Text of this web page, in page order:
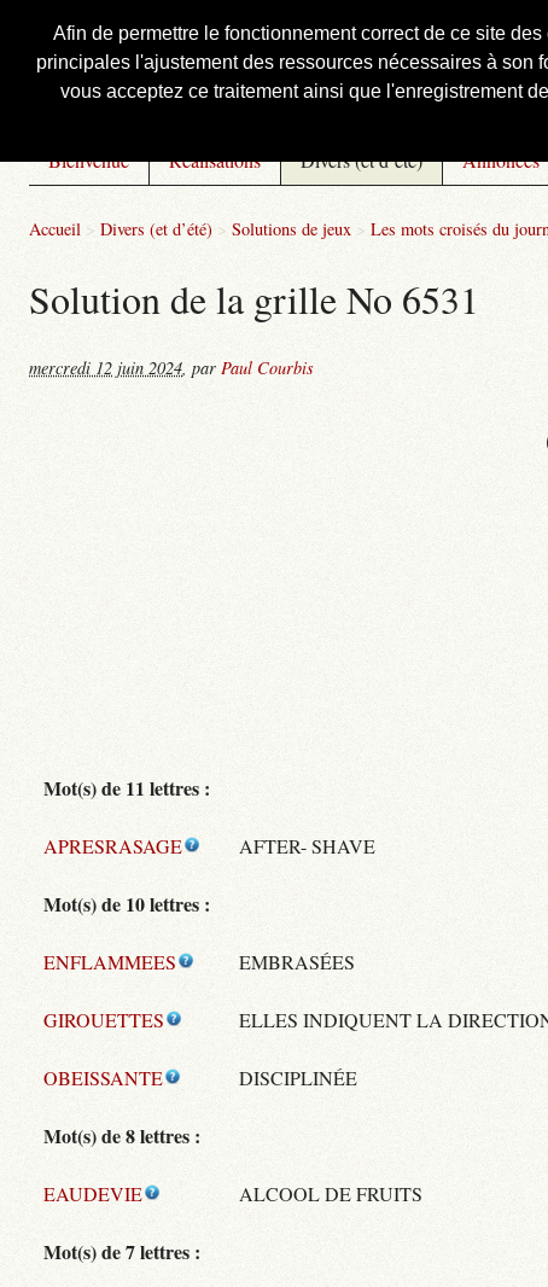
Afin de permettre le fonctionnement correct de ce site
principales l'ajustement des ressources nécessaires à
vous acceptez ce traitement ainsi que l'enregistrement
Courbis, « LE » Blog Officiel
Bienvenue Réalisations Divers (et d’été) Annonces
Accueil > Divers (et d’été) > Solutions de jeux > Les mots croisés du
Solution de la grille No 6531
mercredi 12 juin 2024, par Paul Courbis
Mot(s) de 11 lettres :
APRESRASAGE AFTER- SHAVE
Mot(s) de 10 lettres :
ENFLAMMEES EMBRASÉES
GIROUETTES ELLES INDIQUENT LA
OBEISSANTE DISCIPLINÉE
Mot(s) de 8 lettres :
EAUDEVIE ALCOOL DE FRUITS
Mot(s) de 7 lettres :